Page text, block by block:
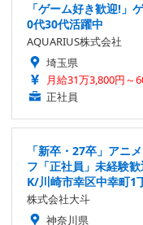
「ゲーム好き歓迎!」
0代30代活躍中
AQUARIUS株式会社
埼玉県
月給31万3,800円～
正社員
「新卒・27卒」アニ
フ「正社員」未経験
K/川崎市幸区中幸町1
株式会社大斗
神奈川県